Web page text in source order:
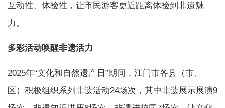
互动性、体验性，让市民游客更近距离体验到非遗魅
力。
多彩活动唤醒非遗活力
2025年“文化和自然遗产日”期间，江门市各县（市、
区）积极组织系列非遗活动24场次，其中非遗展示展演9